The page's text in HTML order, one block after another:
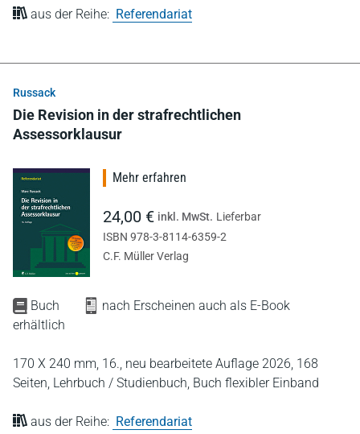
aus der Reihe: Referendariat
Russack
Die Revision in der strafrechtlichen
Assessorklausur
Buch
nach Erscheinen auch als E-Book
erhältlich
170 X 240 mm, 16., neu bearbeitete Auflage 2026, 168
Seiten, Lehrbuch / Studienbuch, Buch flexibler Einband
aus der Reihe: Referendariat
Mehr erfahren
24,00 € inkl. MwSt. Lieferbar
ISBN 978-3-8114-6359-2
C.F. Müller Verlag